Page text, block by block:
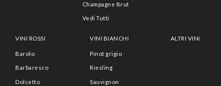
Champagne Brut
Vedi Tutti
VINI ROSSI
Barolo
Barbaresco
Dolcetto
VINI BIANCHI
Pinot grigio
Riesling
Sauvignon
ALTRI VINI